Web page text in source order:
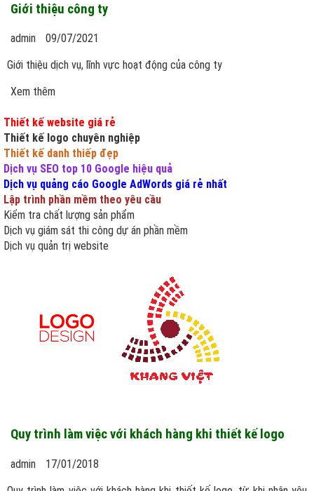
Giới thiệu công ty
admin
09/07/2021
Giới thiệu dịch vụ, lĩnh vực hoạt động của công ty
Xem thêm
Thiết kế website giá rẻ
Thiết kế logo chuyên nghiệp
Thiết kế danh thiếp đẹp
Dịch vụ SEO top 10 Google hiệu quả
Dịch vụ quảng cáo Google AdWords giá rẻ nhất
Lập trình phần mềm theo yêu cầu
Kiểm tra chất lượng sản phẩm
Dịch vụ giám sát thi công dự án phần mềm
Dịch vụ quản trị website
Quy trình làm việc với khách hàng khi thiết kế logo
admin
17/01/2018